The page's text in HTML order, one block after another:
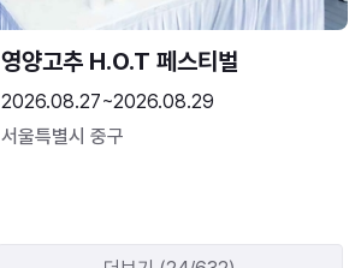
영양고추 H.O.T 페스티벌
2026.08.27~2026.08.29
서울특별시 중구